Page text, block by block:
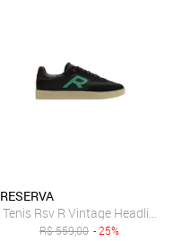
RESERVA
Tenis Rsv R Vintage Headliner
R$559,00 - 25%